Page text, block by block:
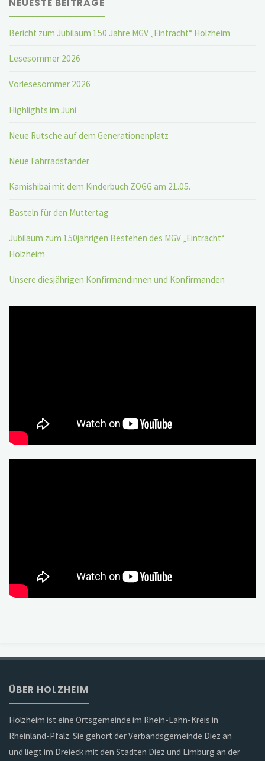
NEUESTE BEITRÄGE
Bericht zum Jubiläum 150 Jahre MGV „Eintracht“ Holzheim
Lesesommer 2026
Vorlesesommer 2026
Highlights im Juni
Neue Rutsche auf dem Generationenplatz
Neue Fahrradständer
Kamishibai mit dem Kinderbuch ZOGG am 21.05.
Basteln für den Muttertag
Jubiläum zum 150jährigen Bestehen des MGV „Eintracht“
Holzheim
Unsere diesjährigen Konfirmandinnen und Konfirmanden
ÜBER HOLZHEIM
Holzheim ist eine Ortsgemeinde im Rhein-Lahn-Kreis in
Rheinland-Pfalz. Sie gehört der Verbandsgemeinde Diez an
und liegt im Dreieck mit den Städten Diez und Limburg an der